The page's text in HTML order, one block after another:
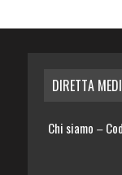
DIRETTA
Chi siamo –